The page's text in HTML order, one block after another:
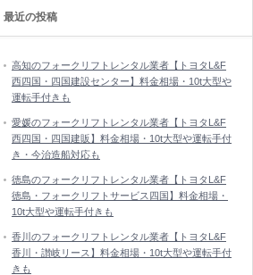
最近の投稿
高知のフォークリフトレンタル業者【トヨタL&F
西四国・四国建設センター】料金相場・10t大型や
運転手付きも
愛媛のフォークリフトレンタル業者【トヨタL&F
西四国・四国建販】料金相場・10t大型や運転手付
き・今治造船対応も
徳島のフォークリフトレンタル業者【トヨタL&F
徳島・フォークリフトサービス四国】料金相場・
10t大型や運転手付きも
香川のフォークリフトレンタル業者【トヨタL&F
香川・讃岐リース】料金相場・10t大型や運転手付
きも